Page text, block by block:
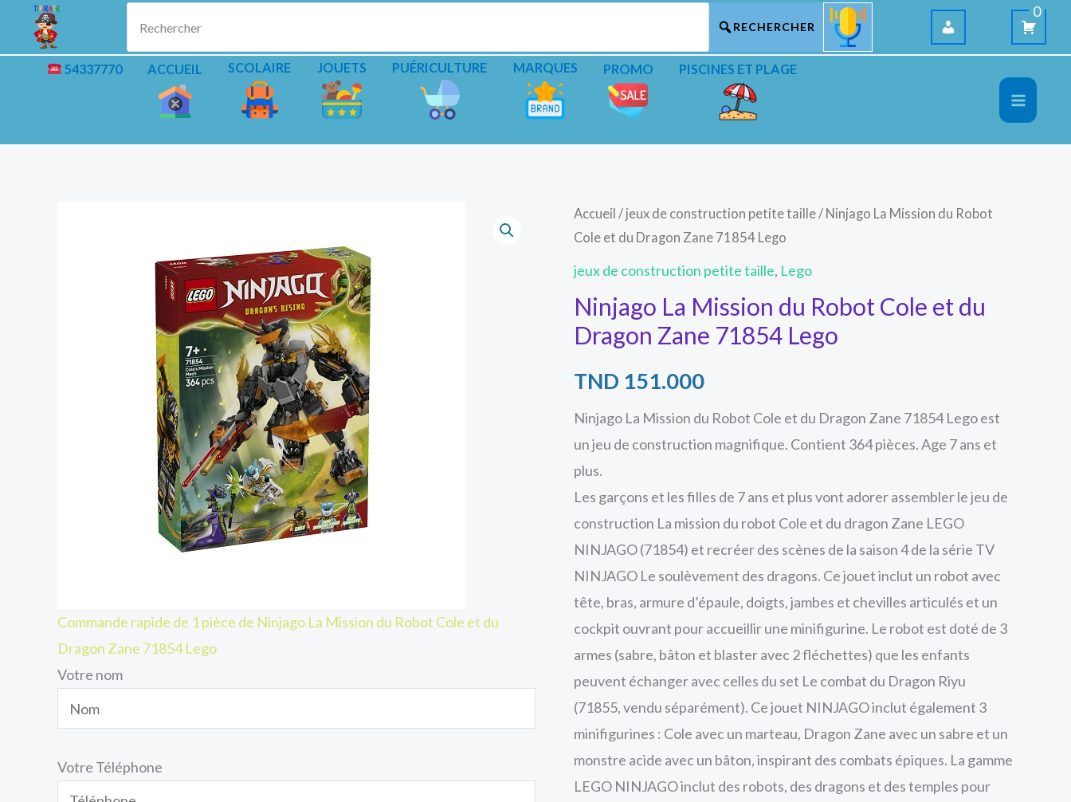
contenu
0
54337770 ACCUEIL SCOLAIRE JOUETS PUÉRICULTURE MARQUES PROMO PISCINES ET PLAGE
Commande rapide de 1 pièce de Ninjago La Mission du Robot Cole et du
Dragon Zane 71854 Lego
Votre nom
Votre Téléphone
Accueil / jeux de construction petite taille/ Ninjago La Mission du Robot
Cole et du Dragon Zane 71854 Lego
jeux de construction petite taille, Lego
Ninjago La Mission du Robot Cole et du
Dragon Zane 71854 Lego
TND 151.000
Ninjago La Mission du Robot Cole et du Dragon Zane 71854 Lego est
un jeu de construction magnifique. Contient 364 pièces. Age 7 ans et
plus.
Les garçons et les filles de 7 ans et plus vont adorer assembler le jeu de
construction La mission du robot Cole et du dragon Zane LEGO
NINJAGO (71854) et recréer des scènes de la saison 4 de la série TV
NINJAGO Le soulèvement des dragons. Ce jouet inclut un robot avec
tête, bras, armure d’épaule, doigts, jambes et chevilles articulés et un
cockpit ouvrant pour accueillir une minifigurine. Le robot est doté de 3
armes (sabre, bâton et blaster avec 2 fléchettes) que les enfants
peuvent échanger avec celles du set Le combat du Dragon Riyu
(71855, vendu séparément). Ce jouet NINJAGO inclut également 3
minifigurines : Cole avec un marteau, Dragon Zane avec un sabre et un
monstre acide avec un bâton, inspirant des combats épiques. La gamme
LEGO NINJAGO inclut des robots, des dragons et des temples pour